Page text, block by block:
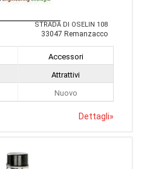
STRADA DI OSELIN 108
33047 Remanzacco
Accessori
Attrattivi
Nuovo
Dettagli»